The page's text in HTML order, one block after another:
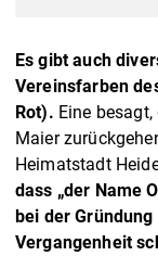
Es gibt auch
Vereinsfarben
Rot). Eine
Maier
Heimatstadt
dass „der Name
bei der
Vergangenheit